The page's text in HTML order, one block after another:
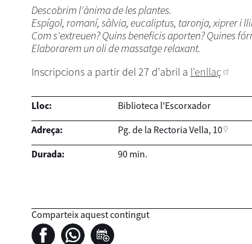
Descobrim l'ànima de les plantes.
Espígol, romaní, sàlvia, eucaliptus, taronja, xiprer i
Com s'extreuen? Quins beneficis aporten? Quines
Elaborarem un oli de massatge relaxant.
Inscripcions a partir del 27 d'abril a l'enllaç
Lloc:
Biblioteca l'Escorxador
Adreça:
Pg. de la Rectoria Vella, 10
Durada:
90 min.
Comparteix aquest contingut